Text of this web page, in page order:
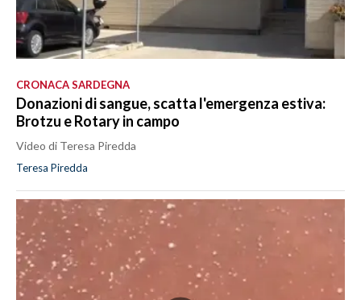
CRONACA SARDEGNA
Donazioni di sangue, scatta l'emergenza estiva:
Brotzu e Rotary in campo
Video di Teresa Piredda
Teresa Piredda